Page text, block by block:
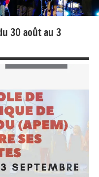
30 août au 3